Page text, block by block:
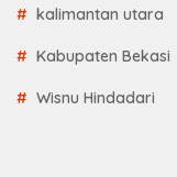
kalimantan utara
Kabupaten Bekasi
Wisnu Hindadari